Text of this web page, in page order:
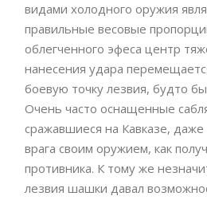
видами холодного оружия
правильные весовые
облегченного эфеса центр
нанесения удара
боевую точку лезвия, будто
Очень часто оснащенные
сражавшиеся на Кавказе, даже
врага своим оружием, как
противника. К тому же
лезвия шашки давал